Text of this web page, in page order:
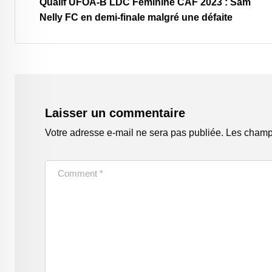
Nelly FC en demi-finale malgré une défaite
Laisser un commentaire
Votre adresse e-mail ne sera pas publiée. Les